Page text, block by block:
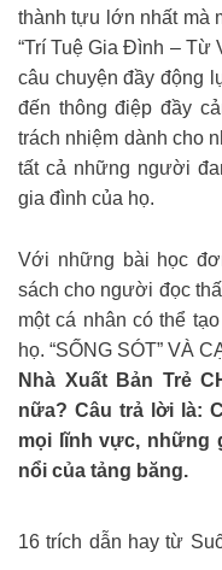
thành tựu lớn nhất mà
“Trí Tuệ Gia Đình – Từ
câu chuyện đầy động
đến thông điệp đầy
trách nhiệm dành cho
tất cả những người
gia đình của họ.
Với những bài học
sách cho người đọc
một cá nhân có thể
họ. “SỐNG SÓT” VÀ
Nhà Xuất Bản Trẻ
nữa? Câu trả lời là:
mọi lĩnh vực, những
nổi của tảng băng.
16 trích dẫn hay từ